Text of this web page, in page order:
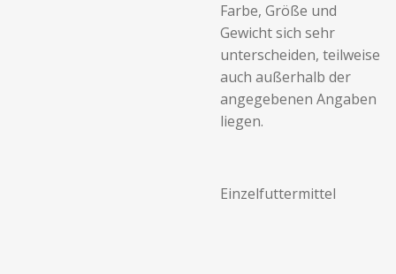
Farbe, Größe und
Gewicht sich sehr
unterscheiden, teilweise
auch außerhalb der
angegebenen Angaben
liegen.
Einzelfuttermittel